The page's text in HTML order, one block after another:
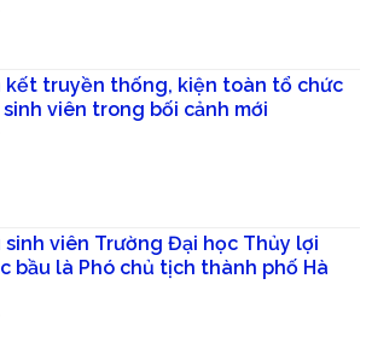
kết truyền thống, kiện toàn tổ chức
sinh viên trong bối cảnh mới
sinh viên Trường Đại học Thủy lợi
bầu là Phó chủ tịch thành phố Hà